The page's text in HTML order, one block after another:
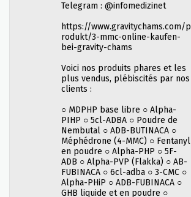
Telegram : @infomedizinet
https://www.gravitychams.com/p
rodukt/3-mmc-online-kaufen-
bei-gravity-chams
Voici nos produits phares et les
plus vendus, plébiscités par nos
clients :
○ MDPHP base libre ○ Alpha-
PIHP ○ 5cl-ADBA ○ Poudre de
Nembutal ○ ADB-BUTINACA ○
Méphédrone (4-MMC) ○ Fentanyl
en poudre ○ Alpha-PHP ○ 5F-
ADB ○ Alpha-PVP (Flakka) ○ AB-
FUBINACA ○ 6cl-adba ○ 3-CMC ○
Alpha-PHiP ○ ADB-FUBINACA ○
GHB liquide et en poudre ○